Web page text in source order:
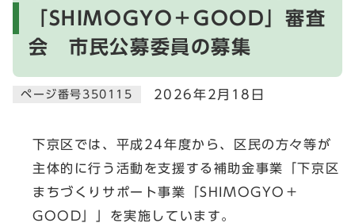
「SHIMOGYO＋GOOD」審査
会 市民公募委員の募集
ページ番号350115 2026年2月18日
下京区では、平成24年度から、区民の方々等が
主体的に行う活動を支援する補助金事業「下京区
まちづくりサポート事業「SHIMOGYO＋
GOOD」」を実施しています。